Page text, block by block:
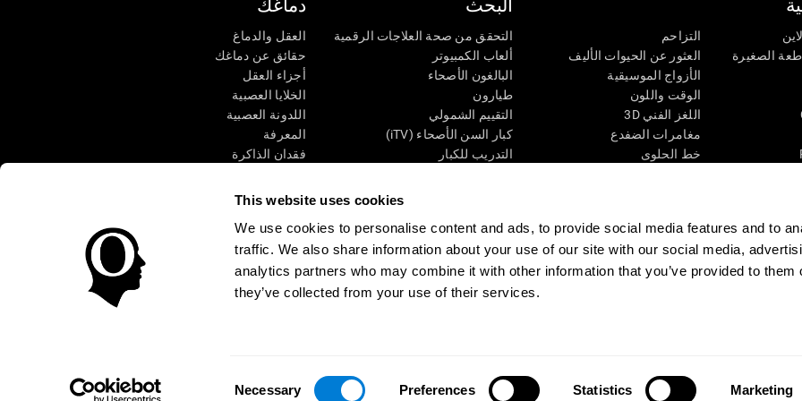
This website uses cookies
We use cookies to personalise content and ads, to provide social media features and to
traffic. We also share information about your use of our site with our social media,
analytics partners who may combine it with other information that you’ve provided to them
they’ve collected from your use of their services.
Necessary Preferences Statistics Marketing
دماغك
العقل والدماغ
حقائق عن دماغك
أجزاء العقل
الخلايا العصبية
اللدونة العصبية
المعرفة
فقدان الذاكرة
وظائف ذهنية
الإدراك الحسى
الانتباه
البحث
التحقق من صحة العلاجات الرقمية
ألعاب الكمبيوتر
البالغون الأصحاء
طيارون
التقييم الشمولي
كبار السن الأصحاء (iTV)
التدريب للكبار
الصغيرة
التزاحم
العثور عن الحيوات الأليف
الأزواج الموسيقية
الوقت واللون
اللغز الفني 3D
مغامرات الضفدع
خط الحلوى
اللعبة العقلية: تفجير البالونات
ألعاب الذكاء
ألعاب اون لاين من آجل الذاكرة
CogniFit Inc © 2026